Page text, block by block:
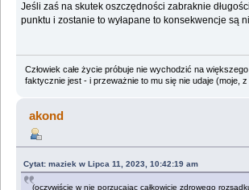
Jeśli zaś na skutek oszczędności zabraknie
punktu i zostanie to wyłapane to konsekwencje są
Człowiek całe życie próbuje nie wychodzić na
faktycznie jest - i przeważnie to mu się nie udaje (moje,
akond
Cytat: maziek w Lipca 11, 2023, 10:42:19 am
(oczywiście w nie porzucając całkowicie zdrowego